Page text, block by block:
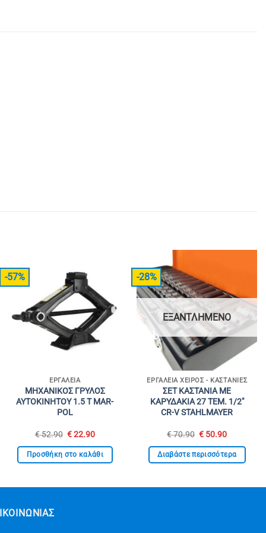
-57%
ΕΡΓΑΛΕΊΑ
ΜΗΧΑΝΙΚΟΣ ΓΡΥΛΟΣ
ΑΥΤΟΚΙΝΗΤΟΥ 1.5 T MAR-
POL
€52.90 Original
was:
€ 52.90.
€22.90Η
τιμή
είναι:
Προσθήκη στο καλάθι
-28%
ΕΞΑΝΤΛΗΜΈΝΟ
ΕΡΓΑΛΕΊΑ ΧΕΙΡΌΣ - ΚΑΣΤΆΝΙΕΣ
ΣΕΤ ΚΑΣΤΑΝΙΑ ΜΕ
ΚΑΡΥΔΑΚΙΑ 27 ΤΕΜ. 1/2″
CR-V STAHLMAYER
€70.90 Original
was:
€ 70.90.
€ 50.90Η
τιμή
είναι:
Διαβάστε περισσότερα